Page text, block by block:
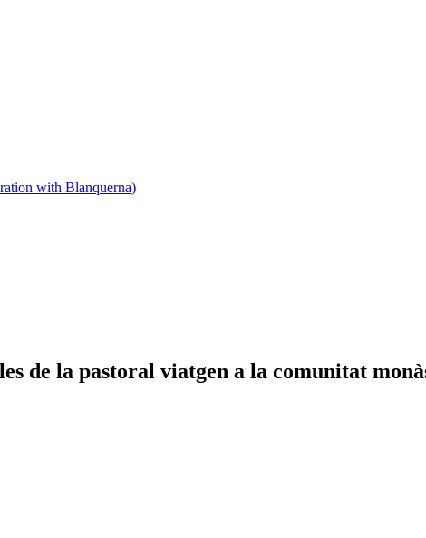
with Blanquerna)
de la pastoral viatgen a la comunitat